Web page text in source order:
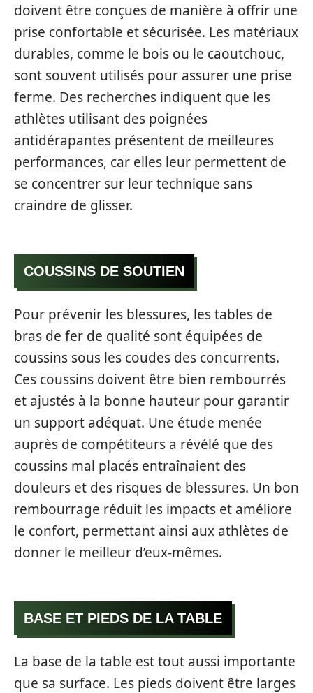
doivent être conçues de manière à offrir une
prise confortable et sécurisée. Les matériaux
durables, comme le bois ou le caoutchouc,
sont souvent utilisés pour assurer une prise
ferme. Des recherches indiquent que les
athlètes utilisant des poignées
antidérapantes présentent de meilleures
performances, car elles leur permettent de
se concentrer sur leur technique sans
craindre de glisser.
COUSSINS DE SOUTIEN
Pour prévenir les blessures, les tables de
bras de fer de qualité sont équipées de
coussins sous les coudes des concurrents.
Ces coussins doivent être bien rembourrés
et ajustés à la bonne hauteur pour garantir
un support adéquat. Une étude menée
auprès de compétiteurs a révélé que des
coussins mal placés entraînaient des
douleurs et des risques de blessures. Un bon
rembourrage réduit les impacts et améliore
le confort, permettant ainsi aux athlètes de
donner le meilleur d’eux-mêmes.
BASE ET PIEDS DE LA TABLE
La base de la table est tout aussi importante
que sa surface. Les pieds doivent être larges